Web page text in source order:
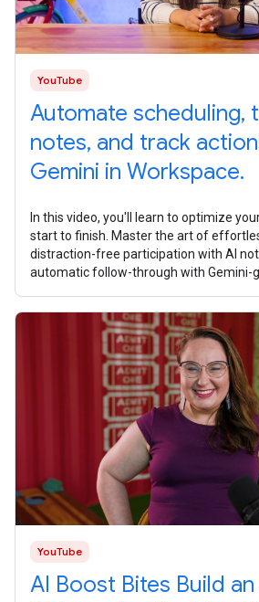
YouTube
Automate scheduling,
notes, and track
Gemini in Workspace.
In this video, you'll learn to optimize
start to finish. Master the art of
distraction-free participation with AI
automatic follow-through with Gemini-
YouTube
AI Boost Bites Build an